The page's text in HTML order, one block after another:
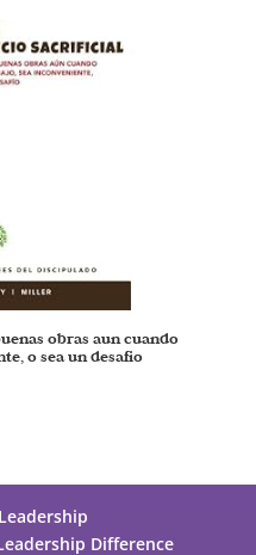
obras aun cuando
o sea un desafio
Difference